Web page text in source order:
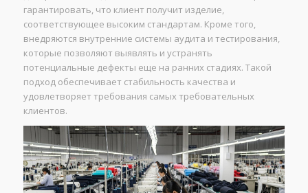
гарантировать, что клиент получит изделие,
соответствующее высоким стандартам. Кроме того,
внедряются внутренние системы аудита и тестирования,
которые позволяют выявлять и устранять
потенциальные дефекты еще на ранних стадиях. Такой
подход обеспечивает стабильность качества и
удовлетворяет требования самых требовательных
клиентов.